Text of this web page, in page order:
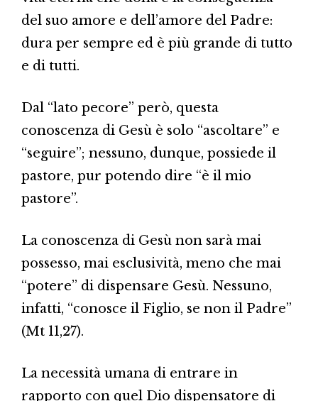
del suo amore e dell’amore del Padre:
dura per sempre ed è più grande di tutto
e di tutti.
Dal “lato pecore” però, questa
conoscenza di Gesù è solo “ascoltare” e
“seguire”; nessuno, dunque, possiede il
pastore, pur potendo dire “è il mio
pastore”.
La conoscenza di Gesù non sarà mai
possesso, mai esclusività, meno che mai
“potere” di dispensare Gesù. Nessuno,
infatti, “conosce il Figlio, se non il Padre”
(Mt 11,27).
La necessità umana di entrare in
rapporto con quel Dio dispensatore di